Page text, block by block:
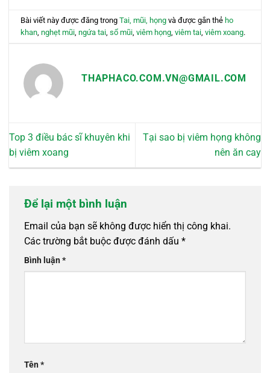
Bài viết này được đăng trongTai, mũi, họng và được gắn thẻho
khan ,nghẹt mũi ,ngứa tai ,sổ mũi ,viêm họng ,viêm tai ,viêm xoang.
THAPHACO.COM.VN@GMAIL.COM
Top 3 điều bác sĩ khuyên khi
bị viêm xoang
Tại sao bị viêm họng không
nên ăn cay
Để lại một bình luận
Email của bạn sẽ không được hiển thị công khai.
Các trường bắt buộc được đánh dấu *
Bình luận*
Tên*